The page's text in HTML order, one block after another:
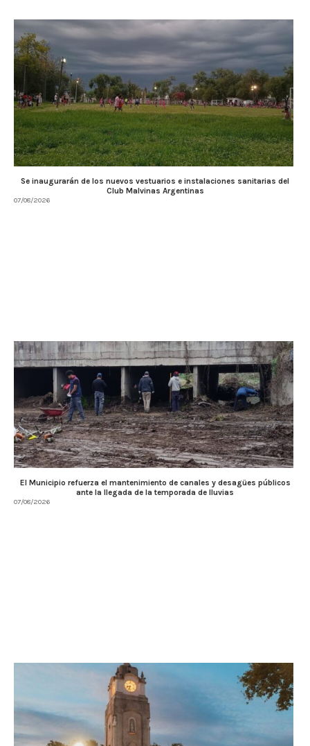
Se inaugurarán de los nuevos vestuarios e instalaciones sanitarias del
Club Malvinas Argentinas
07/08/2026
El Municipio refuerza el mantenimiento de canales y desagües públicos
ante la llegada de la temporada de lluvias
07/08/2026